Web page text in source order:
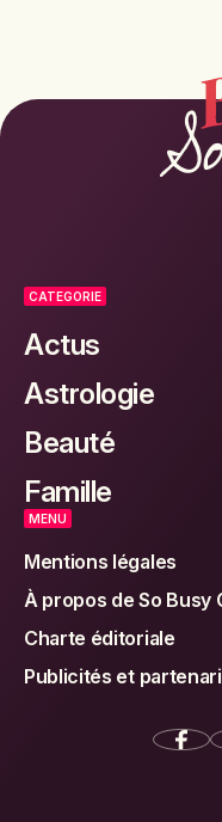
CATEGORIE
Actus
Astrologie
Beauté
Famille
MENU
Mentions légales
À propos de So Busy
Charte éditoriale
Publicités et